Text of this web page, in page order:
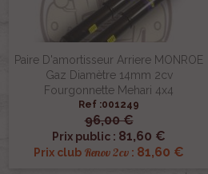
Paire D'amortisseur Arriere MONROE
Gaz Diamètre 14mm 2cv
Fourgonnette Mehari 4x4
Ref :001249
96,00 €
Prix public : 81,60 €
Prix club Renov 2cv : 81,60 €
 Aperçu rapide